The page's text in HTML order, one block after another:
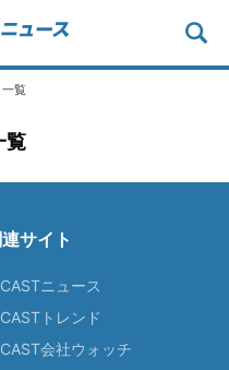
覧
覧
サイト
ニュース
トレンド
会社ウォッチ